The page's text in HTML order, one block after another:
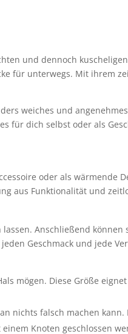
und dennoch
für unterwegs. Mit ihrem
weiches und
für dich selbst oder als
oder als wärmende
aus Funktionalität und
Anschließend können
Geschmack und jede
mögen. Diese Größe
nichts falsch machen kann.
Knoten geschlossen